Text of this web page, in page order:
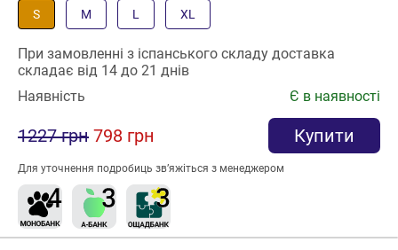
S M L XL
При замовленні з іспанського складу доставка
складає від 14 до 21 днів
Наявність
Є в наявності
1227 грн 798 грн Купити
Для уточнення подробиць зв’яжіться з менеджером